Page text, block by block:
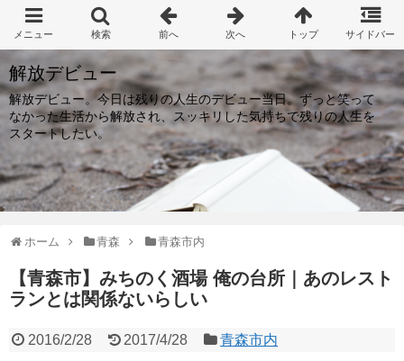
解放デビュー
解放デビュー。今日は残りの人生のデビュー当日。ずっと笑って
なかった生活から解放され、スッキリした気持ちで残りの人生を
スタートしたい。
ホーム 青森 青森市内
【青森市】みちのく酒場 俺の台所｜あのレスト
ランとは関係ないらしい
2016/2/28 2017/4/28 青森市内